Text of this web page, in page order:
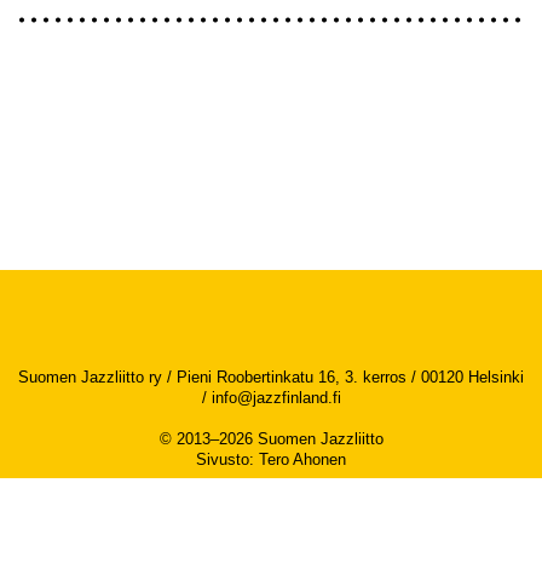
Suomen Jazzliitto ry / Pieni Roobertinkatu 16, 3. kerros / 00120 Helsinki
/ info@jazzfinland.fi
© 2013–2026 Suomen Jazzliitto
Sivusto: Tero Ahonen